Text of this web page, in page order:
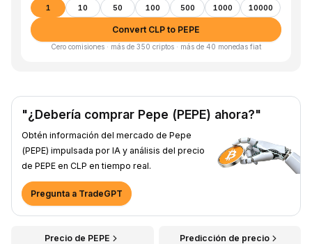
1 10 50 100 500 1000 10000
Convert CLP to PEPE
Cero comisiones · más de 350 criptos · más de 40 monedas fiat
"¿Debería comprar Pepe (PEPE) ahora?"
Obtén información del mercado de Pepe
(PEPE) impulsada por IA y análisis del precio
de PEPE en CLP en tiempo real.
Pregunta a TradeGPT
Precio de PEPE Predicción de precio